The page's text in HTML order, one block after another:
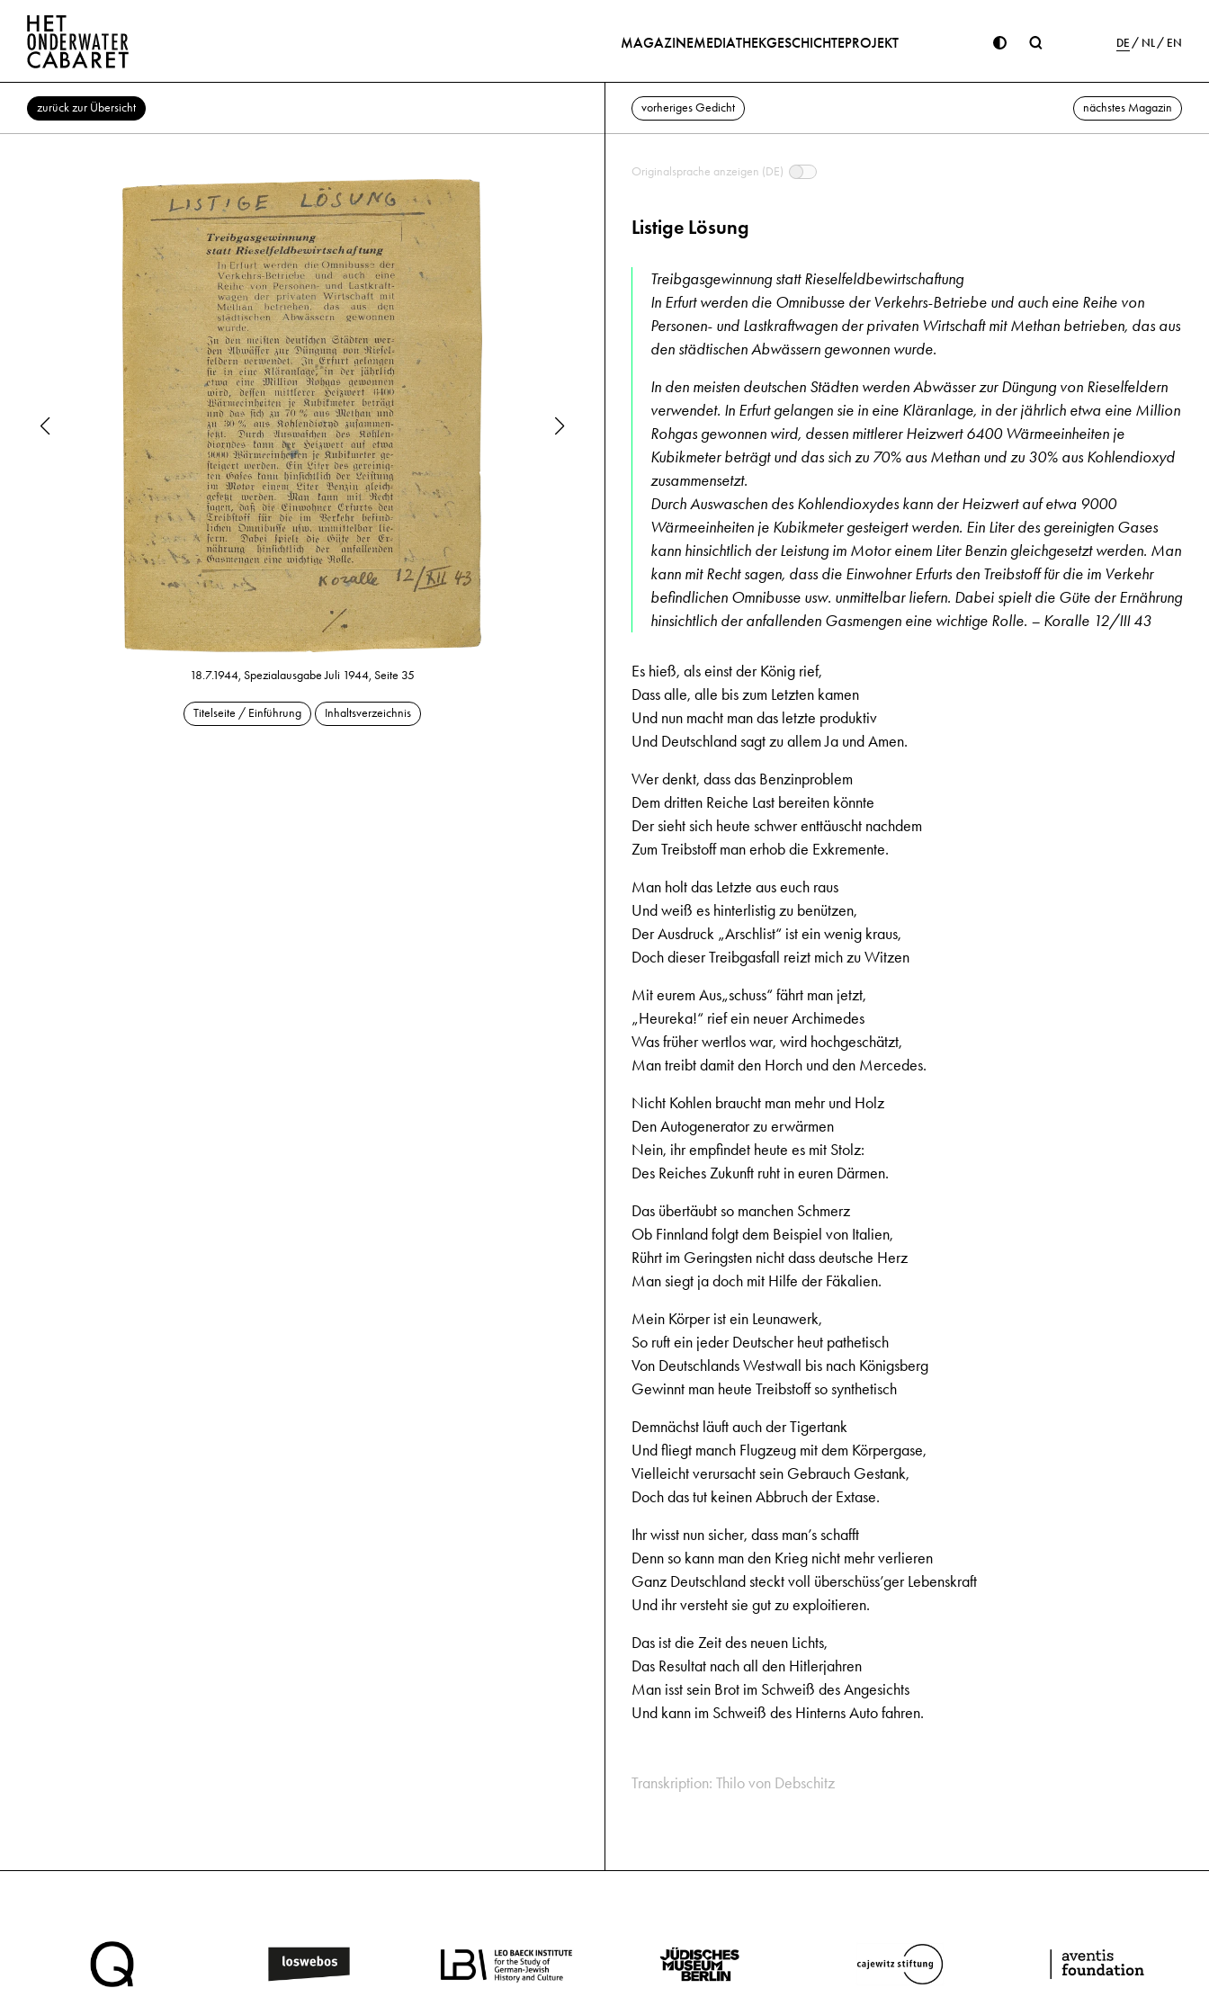
MAGAZINEMEDIATHEKGESCHICHTEPROJEKT DE NL EN
zurück zur Übersicht
18.7.1944, Spezialausgabe Juli 1944, Seite 35 18.7.1944, Spezialausgabe Juli 1944, Seite 36
Titelseite / Einführung Inhaltsverzeichnis
vorheriges Gedicht nächstes Magazin
Originalsprache anzeigen (DE)
Listige Lösung
Treibgasgewinnung statt Rieselfeldbewirtschaftung
In Erfurt werden die Omnibusse der Verkehrs-Betriebe und auch eine Reihe von
Personen- und Lastkraftwagen der privaten Wirtschaft mit Methan betrieben, das aus
den städtischen Abwässern gewonnen wurde.
In den meisten deutschen Städten werden Abwässer zur Düngung von Rieselfeldern
verwendet. In Erfurt gelangen sie in eine Kläranlage, in der jährlich etwa eine Million
Rohgas gewonnen wird, dessen mittlerer Heizwert 6400 Wärmeeinheiten je
Kubikmeter beträgt und das sich zu 70% aus Methan und zu 30% aus Kohlendioxyd
zusammensetzt.
Durch Auswaschen des Kohlendioxydes kann der Heizwert auf etwa 9000
Wärmeeinheiten je Kubikmeter gesteigert werden. Ein Liter des gereinigten Gases
kann hinsichtlich der Leistung im Motor einem Liter Benzin gleichgesetzt werden. Man
kann mit Recht sagen, dass die Einwohner Erfurts den Treibstoff für die im Verkehr
befindlichen Omnibusse usw. unmittelbar liefern. Dabei spielt die Güte der Ernährung
hinsichtlich der anfallenden Gasmengen eine wichtige Rolle. – Koralle 12/III 43
Es hieß, als einst der König rief,
Dass alle, alle bis zum Letzten kamen
Und nun macht man das letzte produktiv
Und Deutschland sagt zu allem Ja und Amen.
Wer denkt, dass das Benzinproblem
Dem dritten Reiche Last bereiten könnte
Der sieht sich heute schwer enttäuscht nachdem
Zum Treibstoff man erhob die Exkremente.
Man holt das Letzte aus euch raus
Und weiß es hinterlistig zu benützen,
Der Ausdruck „Arschlist“ ist ein wenig kraus,
Doch dieser Treibgasfall reizt mich zu Witzen
Mit eurem Aus„schuss“ fährt man jetzt,
„Heureka!“ rief ein neuer Archimedes
Was früher wertlos war, wird hochgeschätzt,
Man treibt damit den Horch und den Mercedes.
Nicht Kohlen braucht man mehr und Holz
Den Autogenerator zu erwärmen
Nein, ihr empfindet heute es mit Stolz:
Des Reiches Zukunft ruht in euren Därmen.
Das übertäubt so manchen Schmerz
Ob Finnland folgt dem Beispiel von Italien,
Rührt im Geringsten nicht dass deutsche Herz
Man siegt ja doch mit Hilfe der Fäkalien.
Mein Körper ist ein Leunawerk,
So ruft ein jeder Deutscher heut pathetisch
Von Deutschlands Westwall bis nach Königsberg
Gewinnt man heute Treibstoff so synthetisch
Demnächst läuft auch der Tigertank
Und fliegt manch Flugzeug mit dem Körpergase,
Vielleicht verursacht sein Gebrauch Gestank,
Doch das tut keinen Abbruch der Extase.
Ihr wisst nun sicher, dass man’s schafft
Denn so kann man den Krieg nicht mehr verlieren
Ganz Deutschland steckt voll überschüss’ger Lebenskraft
Und ihr versteht sie gut zu exploitieren.
Das ist die Zeit des neuen Lichts,
Das Resultat nach all den Hitlerjahren
Man isst sein Brot im Schweiß des Angesichts
Und kann im Schweiß des Hinterns Auto fahren.
Transkription: Thilo von Debschitz